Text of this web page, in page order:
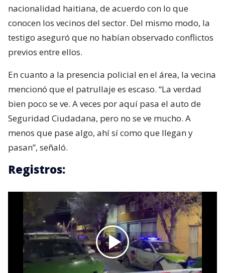
nacionalidad haitiana, de acuerdo con lo que
conocen los vecinos del sector. Del mismo modo, la
testigo aseguró que no habían observado conflictos
previos entre ellos.
En cuanto a la presencia policial en el área, la vecina
mencionó que el patrullaje es escaso. “La verdad
bien poco se ve. A veces por aquí pasa el auto de
Seguridad Ciudadana, pero no se ve mucho. A
menos que pase algo, ahí sí como que llegan y
pasan”, señaló.
Registros: